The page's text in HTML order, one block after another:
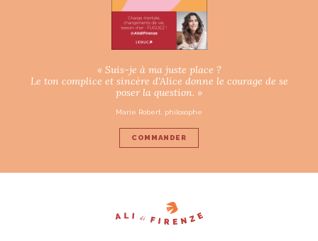
« Suis-je à ma juste place ?
Le ton complice et sincère d’Alice donne le courage de se
poser la question. »
Marie Robert, philosophe
COMMANDER